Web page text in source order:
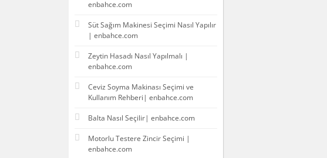
enbahce.com
Süt Sağım Makinesi Seçimi Nasıl Yapılır
| enbahce.com
Zeytin Hasadı Nasıl Yapılmalı |
enbahce.com
Ceviz Soyma Makinası Seçimi ve
Kullanım Rehberi| enbahce.com
Balta Nasıl Seçilir| enbahce.com
Motorlu Testere Zincir Seçimi |
enbahce.com